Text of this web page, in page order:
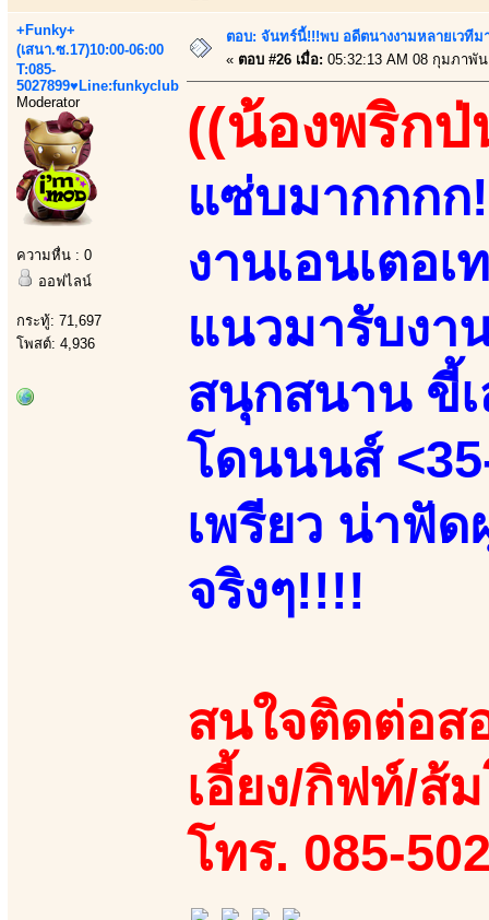
+Funky+
(เสนา.ซ.17)10:00-06:00
T:085-
5027899♥Line:funkyclub
Moderator
ความหื่น : 0
ออฟไลน์
กระทู้: 71,697
โพสต์: 4,936
ตอบ: จันทร์นี้!!!พบ อดีตนางงามหลายเวที
« ตอบ #26 เมื่อ: 05:32:13 AM 08 กุมภาพั
((น้องพริกป่
แซ่บมากกกก
งานเอนเตอ
แนวมารับงา
สนุกสนาน ขี้
โดนนนส์
เพรียว น่าฟัด
จริงๆ!!!!
สนใจติดต่อส
เอี้ยง/กิฟท์/ส้
โทร. 085-